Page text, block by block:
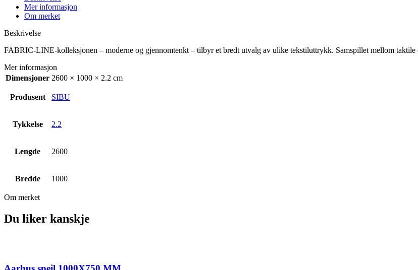
Mer informasjon
Om merket
Beskrivelse
FABRIC-LINE-kolleksjonen – moderne og gjennomtenkt – tilbyr et bredt utvalg av ulike tekstiluttrykk. Samspillet mellom taktile
Mer informasjon
Dimensjoner 2600 × 1000 × 2.2 cm
Produsent SIBU
Tykkelse 2.2
Lengde 2600
Bredde 1000
Om merket
Du liker kanskje